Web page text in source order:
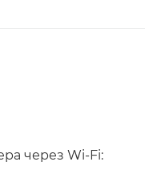
через Wi-Fi: